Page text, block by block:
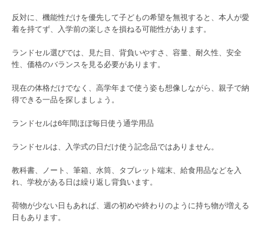
反対に、機能性だけを優先して子どもの希望を無視すると、本人が愛
着を持てず、入学前の楽しさを損ねる可能性があります。
ランドセル選びでは、見た目、背負いやすさ、容量、耐久性、安全
性、価格のバランスを見る必要があります。
現在の体格だけでなく、高学年まで使う姿も想像しながら、親子で納
得できる一品を探しましょう。
ランドセルは6年間ほぼ毎日使う通学用品
ランドセルは、入学式の日だけ使う記念品ではありません。
教科書、ノート、筆箱、水筒、タブレット端末、給食用品などを入
れ、学校がある日は繰り返し背負います。
荷物が少ない日もあれば、週の初めや終わりのように持ち物が増える
日もあります。